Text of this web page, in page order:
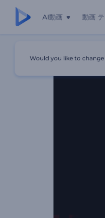
AI動画 動画
Would you like to